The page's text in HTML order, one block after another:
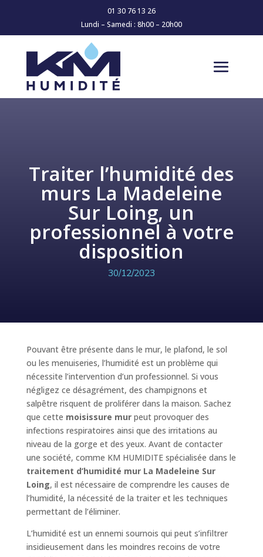
01 30 76 13 26
Lundi – Samedi : 8h00 – 20h00
Traiter l’humidité des
murs La Madeleine
Sur Loing, un
professionnel à votre
disposition
30/12/2023
Pouvant être présente dans le mur, le plafond, le sol
ou les menuiseries, l’humidité est un problème qui
nécessite l’intervention d’un professionnel. Si vous
négligez ce désagrément, des champignons et
salpêtre risquent de proliférer dans la maison. Sachez
que cette moisissure murpeut provoquer des
infections respiratoires ainsi que des irritations au
niveau de la gorge et des yeux. Avant de contacter
une société, comme KM HUMIDITE spécialisée dans le
traitement d’humidité mur La Madeleine Sur
Loing, il est nécessaire de comprendre les causes de
l’humidité, la nécessité de la traiter et les techniques
permettant de l’éliminer.
L’humidité est un ennemi sournois qui peut s’infiltrer
insidieusement dans les moindres recoins de votre